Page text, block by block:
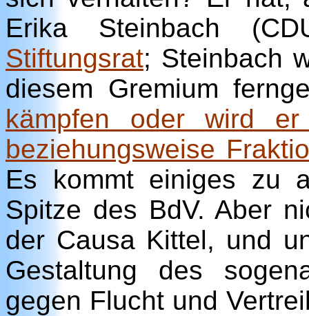
Erika Steinbach
Stiftungsrat; Steinbach
diesem Gremium
kämpfen oder wird
beziehungsweise
Es kommt einiges zu
Spitze des BdV. Aber
der Causa Kittel, und
Gestaltung des
gegen Flucht und